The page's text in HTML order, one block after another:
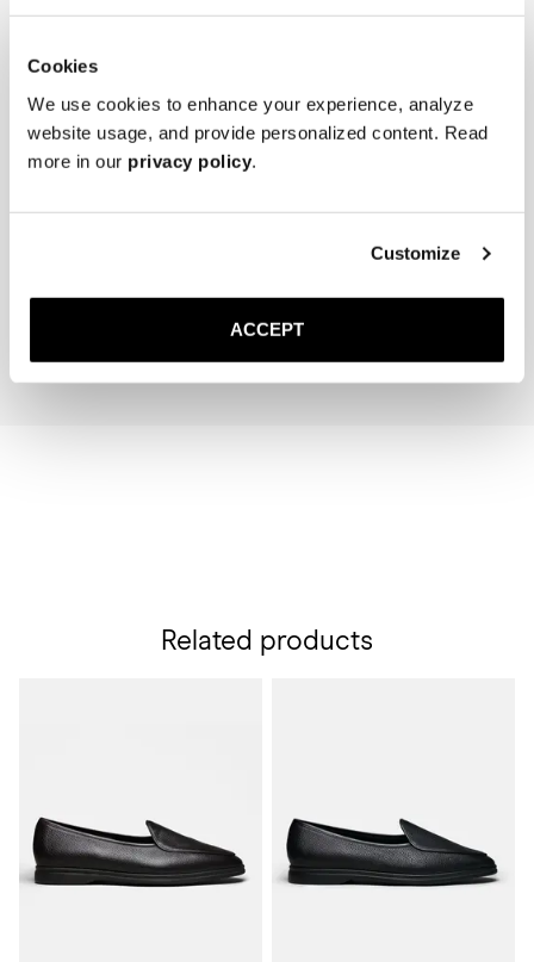
Cookies
We use cookies to enhance your experience, analyze
website usage, and provide personalized content. Read
more in our privacy policy.
Customize
ACCEPT
Mi-Bas – Marron Fil
Related products